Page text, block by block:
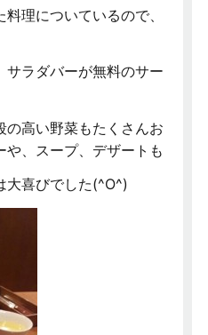
理についているので、
サラダバーが無料のサー
の高い野菜もたくさんお
や、スープ、デザートも
大喜びでした(^O^)